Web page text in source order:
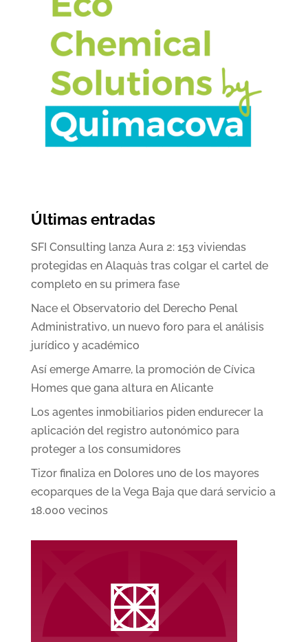
Últimas entradas
SFI Consulting lanza Aura 2: 153 viviendas
protegidas en Alaquàs tras colgar el cartel de
completo en su primera fase
Nace el Observatorio del Derecho Penal
Administrativo, un nuevo foro para el análisis
jurídico y académico
Así emerge Amarre, la promoción de Cívica
Homes que gana altura en Alicante
Los agentes inmobiliarios piden endurecer la
aplicación del registro autonómico para
proteger a los consumidores
Tizor finaliza en Dolores uno de los mayores
ecoparques de la Vega Baja que dará servicio a
18.000 vecinos